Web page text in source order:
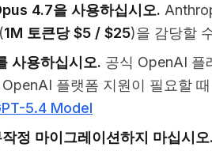
4.7을 사용하십시오.
1M 토큰당 $5 / $25)을 감당할
사용하십시오. 공식 OpenAI 플
OpenAI 플랫폼 지원이 필요할
5.4 Model
정 마이그레이션하지 마십시오.